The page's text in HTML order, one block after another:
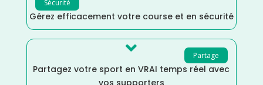
Sécurité
Gérez efficacement votre course et en sécurité
Partage

Partagez votre sport en VRAI temps réel avec
vos supporters